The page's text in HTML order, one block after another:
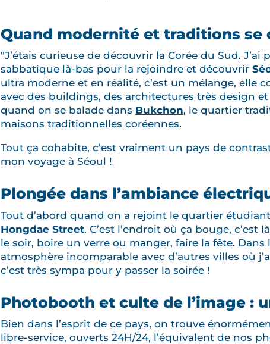
Quand modernité et traditions se
"J’étais curieuse de découvrir la Corée du Sud. J’ai
sabbatique là-bas pour la rejoindre et découvrir
ultra moderne et en réalité, c’est un mélange, elle
avec des buildings, des architectures très design
quand on se balade dans Bukchon, le quartier
maisons traditionnelles coréennes.
Tout ça cohabite, c’est vraiment un pays de
mon voyage à Séoul !
Plongée dans l’ambiance
Tout d’abord quand on a rejoint le quartier étudiant
Hongdae Street. C’est l’endroit où ça bouge,
le soir, boire un verre ou manger, faire la fête.
atmosphère incomparable avec d’autres villes où
c’est très sympa pour y passer la soirée !
Photobooth et culte de l’image :
Bien dans l’esprit de ce pays, on trouve
libre-service, ouverts 24H/24, l’équivalent de nos